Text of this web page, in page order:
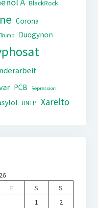
BlackRock
Corona
Duogynon
PCB Repression
UNEP Xarelto
F S
S
1
2